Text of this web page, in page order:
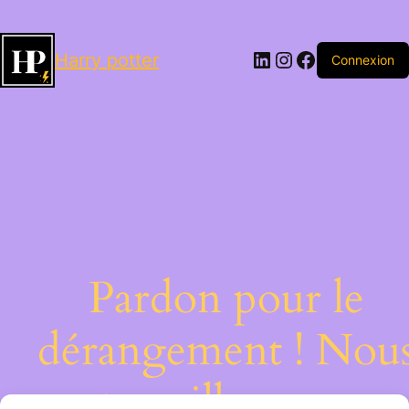
Harry potter LinkedIn
Instagram
Facebook
Connexion
Pardon pour le
dérangement !